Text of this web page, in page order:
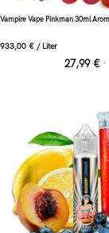
Vampire Vape Pinkman 30ml
933,00 € / Liter
27,99 € *